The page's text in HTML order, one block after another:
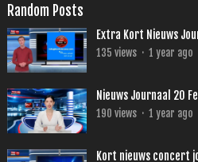
Random Posts
Extra Kort Nieuws
135 views · 1 year ago
Nieuws Journaal 20
190 views · 1 year ago
Kort nieuws concert